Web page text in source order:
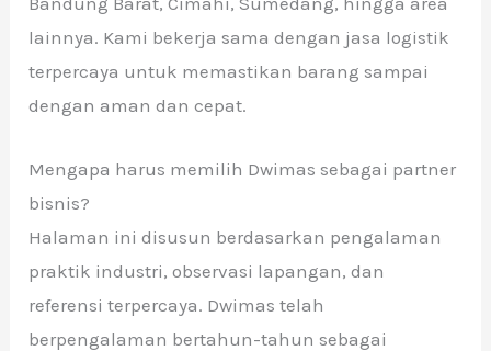
lainnya. Kami bekerja sama dengan jasa logistik
terpercaya untuk memastikan barang sampai
dengan aman dan cepat.
Mengapa harus memilih Dwimas sebagai partner
bisnis?
Halaman ini disusun berdasarkan pengalaman
praktik industri, observasi lapangan, dan
referensi terpercaya. Dwimas telah
berpengalaman bertahun-tahun sebagai